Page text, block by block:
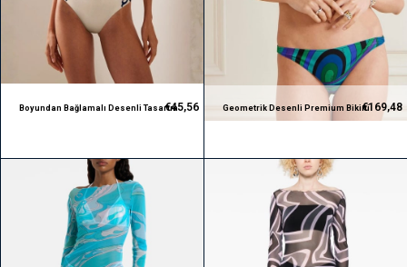
Boyundan Bağlamalı Desenli Tasarım€45,56
Geometrik Desenli Premium Bikini€169,48